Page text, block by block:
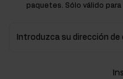
paquetes. Sólo válido
Introduzca su dirección